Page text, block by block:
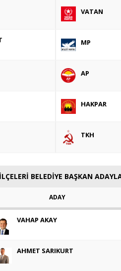
VATAN
MP
AP
HAKPAR
TKH
BELEDİYE BAŞKAN
ADAY
VAHAP AKAY
AHMET SARIKURT